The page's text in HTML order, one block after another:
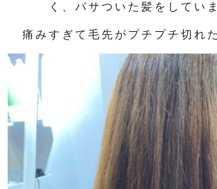
く、パサついた髪をしてい
痛みすぎて毛先がプチプチ切れ